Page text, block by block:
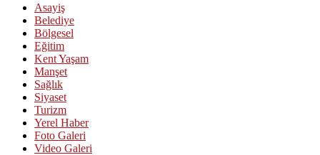
Asayiş
Belediye
Bölgesel
Eğitim
Kent Yaşam
Manşet
Sağlık
Siyaset
Turizm
Yerel Haber
Foto Galeri
Video Galeri